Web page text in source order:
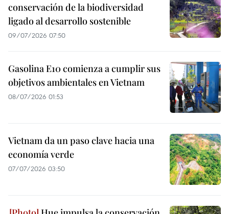
conservación de la biodiversidad
ligado al desarrollo sostenible
09/07/2026 07:50
Gasolina E10 comienza a cumplir sus
objetivos ambientales en Vietnam
08/07/2026 01:53
Vietnam da un paso clave hacia una
economía verde
07/07/2026 03:50